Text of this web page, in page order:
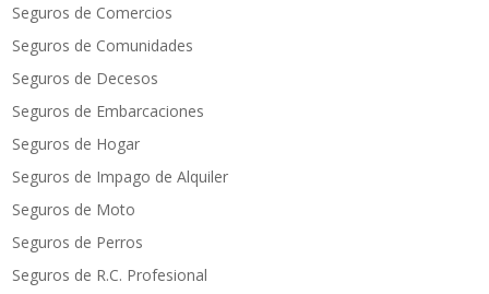
Seguros de Comercios
Seguros de Comunidades
Seguros de Decesos
Seguros de Embarcaciones
Seguros de Hogar
Seguros de Impago de Alquiler
Seguros de Moto
Seguros de Perros
Seguros de R.C. Profesional